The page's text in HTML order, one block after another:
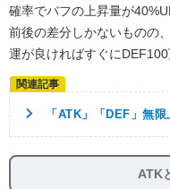
確率でバフの上昇量が
前後の差分しかないものの
運が良ければすぐに
「ATK」「DEF」無
ATK